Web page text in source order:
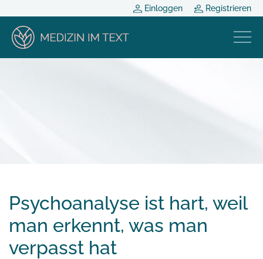
Einloggen Registrieren
Psychoanalyse ist hart, weil
man erkennt, was man
verpasst hat